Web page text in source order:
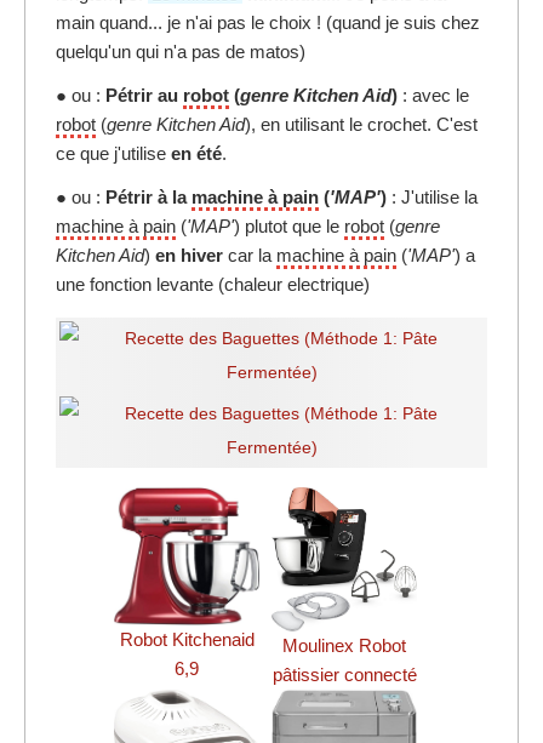
main quand... je n'ai pas le choix ! (quand je suis chez
quelqu'un qui n'a pas de matos)
● ou : Pétrir au robot (genre Kitchen Aid) : avec le
robot (genre Kitchen Aid), en utilisant le crochet. C'est
ce que j'utilise en été.
● ou : Pétrir à la machine à pain ('MAP') : J'utilise la
machine à pain ('MAP') plutot que le robot (genre
Kitchen Aid) en hiver car la machine à pain ('MAP') a
une fonction levante (chaleur electrique)
Robot Kitchenaid
6,9
Moulinex Robot
pâtissier connecté